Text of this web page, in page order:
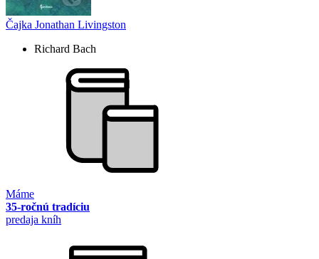
Čajka Jonathan Livingston
Richard Bach
Máme
35-ročnú tradíciu
predaja kníh